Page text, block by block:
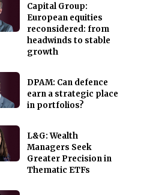
Capital Group:
European equities
reconsidered: from
headwinds to stable
growth
DPAM: Can defence
earn a strategic place
in portfolios?
L&G: Wealth
Managers Seek
Greater Precision in
Thematic ETFs